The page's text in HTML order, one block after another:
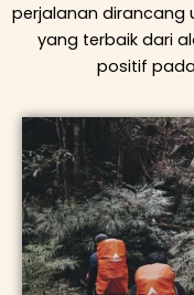
perjalanan dirancang
yang terbaik dari
positif